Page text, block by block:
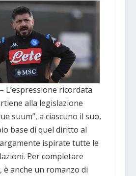
L’espressione ricordata
alla legislazione
suum”, a ciascuno il suo,
base di quel diritto al
ispirate tutte le
Per completare
è anche un romanzo di